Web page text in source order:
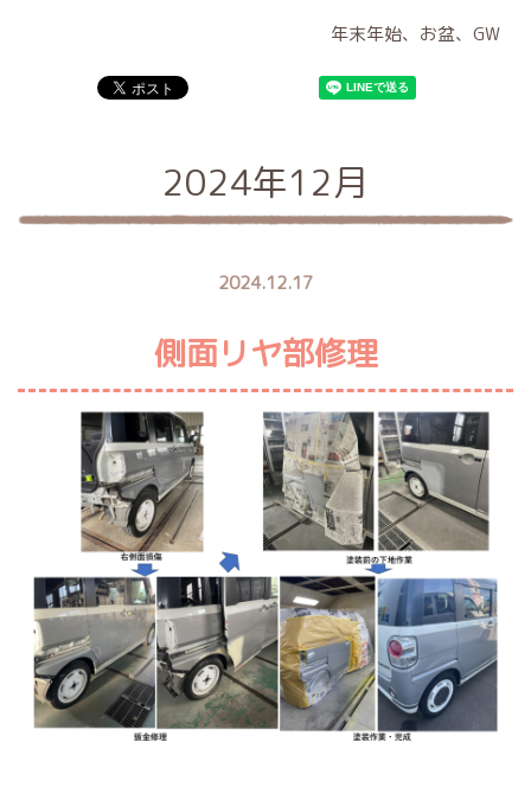
年末年始、お盆、GW
2024年12月
2024.12.17
側面リヤ部修理